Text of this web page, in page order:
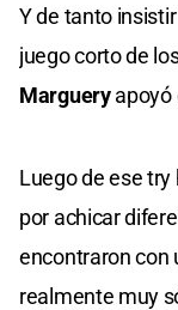
Y de tanto
juego corto de
Margueryapoyó
Luego de ese
por achicar
encontraron con
realmente muy